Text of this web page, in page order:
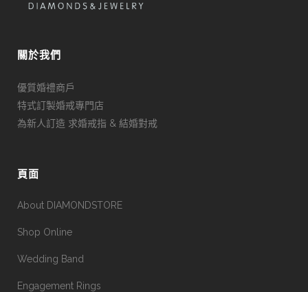
關於我們
優質婚禮商戶
特式訂製婚戒專門店
為新人訂造 求婚戒指 & 結婚對戒
頁面
About DIAMONDSTORE
Shop Online
Wedding Band
Engagement Rings